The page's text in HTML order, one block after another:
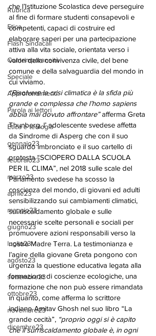
Rubrica
Etica
Flash Sindacali
Contemporaneità
Speciale
Approfondimenti
Parola ai lettori
Etica e teologia
gennaio23
febbraio23
marzo23
aprile23
maggio23
giugno23
luglio23
agosto23
settembre23
ottobre23
novembre23
dicembre23
che l’Istituzione Scolastica deve perseguire
al fine di formare studenti consapevoli e
competenti, capaci di costruire ed
elaborare saperi per una partecipazione
attiva alla vita sociale, orientata verso i
valori della convivenza civile, del bene
comune e della salvaguardia del mondo in
cui viviamo.
“Risolvere la crisi climatica è la sfida più
grande e complessa che l’homo sapiens
abbia mai dovuto affrontare” afferma Greta
Thunberg, l’ adolescente svedese affetta
da Sindrome di Asperg che con il suo
sguardo imbronciato e il suo cartello di
protesta “SCIOPERO DALLA SCUOLA
PER IL CLIMA”, nel 2018 sulle scale del
Parlamento svedese ha scosso la
coscienza del mondo, di giovani ed adulti
sensibilizzando sui cambiamenti climatici,
sul riscaldamento globale e sulle
necessarie scelte personali e sociali per
promuovere azioni responsabili verso la
nostra Madre Terra. La testimonianza e
l’agire della giovane Greta pongono con
urgenza la questione educativa legata alla
formazione di coscienze ecologiche, una
formazione che non può essere rimandata
in quanto, come afferma lo scrittore
indiano Amitav Ghosh nel suo libro “La
grande cecità”, “proprio oggi si è capito
che il surriscaldamento globale è, in ogni